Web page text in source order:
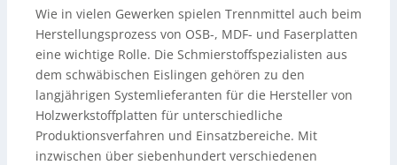
Wie in vielen Gewerken spielen Trennmittel auch beim
Herstellungsprozess von OSB-, MDF- und Faserplatten
eine wichtige Rolle. Die Schmierstoffspezialisten aus
dem schwäbischen Eislingen gehören zu den
langjährigen Systemlieferanten für die Hersteller von
Holzwerkstoffplatten für unterschiedliche
Produktionsverfahren und Einsatzbereiche. Mit
inzwischen über siebenhundert verschiedenen